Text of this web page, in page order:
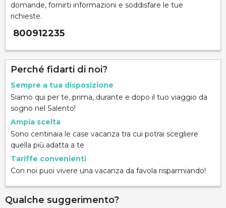
domande, fornirti informazioni e soddisfare le tue
richieste.
800912235
Perché fidarti di noi?
Sempre a tua disposizione
Siamo qui per te, prima, durante e dopo il tuo viaggio da
sogno nel Salento!
Ampia scelta
Sono centinaia le case vacanza tra cui potrai scegliere
quella più adatta a te
Tariffe convenienti
Con noi puoi vivere una vacanza da favola risparmiando!
Qualche suggerimento?